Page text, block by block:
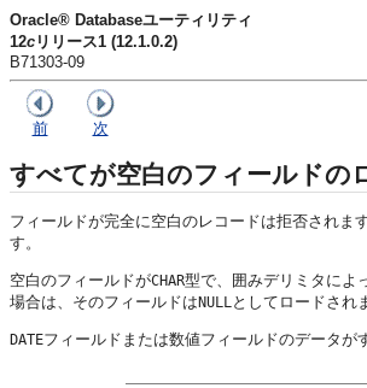
Oracle® Databaseユーティリティ
12c リリース1 (12.1.0.2)
B71303-09
前 次
すべてが空白のフィールドの
フィールドが完全に空白のレコードは拒否されま
す。
空白のフィールドがCHAR型で、囲みデリミタによ
場合は、そのフィールドはNULL としてロードされ
DATEフィールドまたは数値フィールドのデータが